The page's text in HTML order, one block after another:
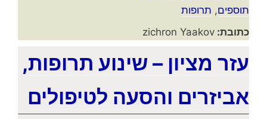
תוספים, תרופות
כתובת: zichron Yaakov
עזר מציון – שינוע תרופות,
אביזרים והסעה לטיפולים